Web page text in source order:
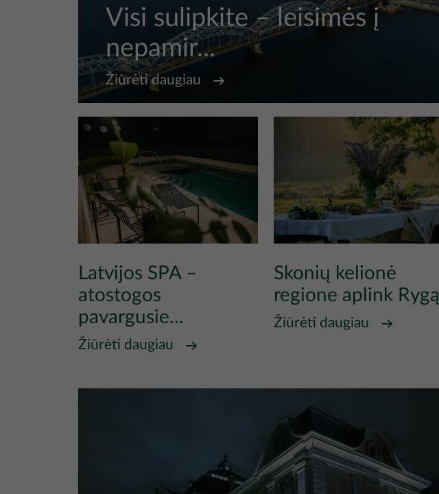
Visi sulipkite – leisimės į
nepamir...
Žiūrėti daugiau
Latvijos SPA –
atostogos
pavargusie...
Žiūrėti daugiau
Skonių kelionė
regione aplink Rygą
Žiūrėti daugiau